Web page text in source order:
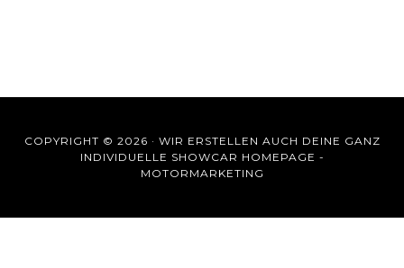
COPYRIGHT © 2026 · WIR ERSTELLEN AUCH DEINE GANZ
INDIVIDUELLE SHOWCAR HOMEPAGE -
MOTORMARKETING